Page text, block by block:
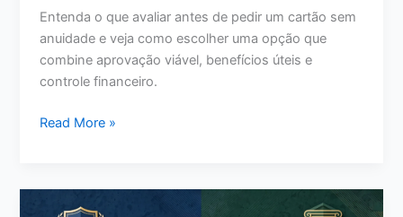
Entenda o que avaliar antes de pedir um cartão sem
anuidade e veja como escolher uma opção que
combine aprovação viável, benefícios úteis e
controle financeiro.
Melhor
Crédito
Sem
Read More »